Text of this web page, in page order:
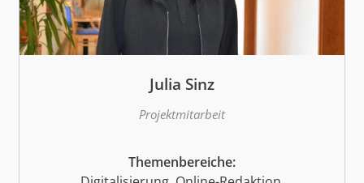
Julia Sinz
Projektmitarbeit
Themenbereiche: